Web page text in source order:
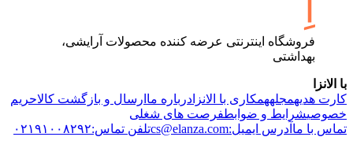
فروشگاه اینترنتی عرضه کننده محصولات آرایشی،
بهداشتی
با الانزا
کارت هدیهمجلههمکاری با الانزا درباره ما ارسال و بازگشت کالاحریم
خصوصیشرایط و ضوابطفرصت های شغلی
تماس با ما آدرس ایمیل:cs@elanza.com تلفن تماس:۰۲۱۹۱۰۰۸۲۹۲